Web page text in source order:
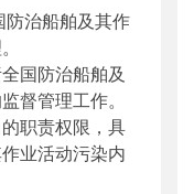
治船舶及其作
国防治船舶及
督管理工作。
职责权限，具
业活动污染内